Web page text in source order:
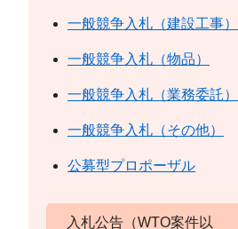
一般競争入札（建設工事）
一般競争入札（物品）
一般競争入札（業務委託）
一般競争入札（その他）
公募型プロポーザル
入札公告（WTO案件以